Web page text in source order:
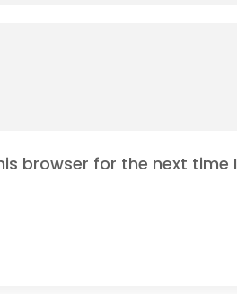
browser for the next time